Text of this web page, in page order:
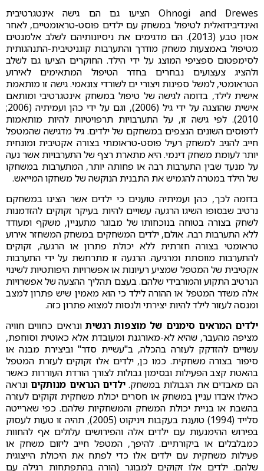
Ohnogi and Drewes הציעו גם הם גישה אינטגרטיבית
ואינדיבידואלית לטיפול במשחק עם ילדים פוסט-טראומטיים, לאחר
אסון טבע (2013). הם מדגימים את ניסיונותיהם לשלב אלמנטים
מטיפול באמצעות משחק מודרך והתערבות קוגניטיבית-התנהגותית
לסימפטום ספציפי המוצג על ידי הילד. החוקרים הציעו גם לשלב
ולהציג צעצועים נבחרים בחדר הטיפול המתאימים לאירוע
הטראומטי, למשל ספינות ויצורי ים לשורדי צונאמי. גישה זו מותאמת
אישית לילד, בדומה לגישה של טיפול במשחק אינטגרטיבי ומותאם
אישית שהוצגה על ידי גיל (2006), וגם על ידי כהן ועמיתיה (2006;
2010). לפי גישה זו, על התערבויות תרפויטיות להיות מותאמות
לדפוסים השונים הנצפים במשחקם של ילדים. גיל מדגישה שהמטפל
חייב להגיב למשחק רעיל פוסט-טראומתי בצורה אקטיבית ומונחית
יותר לעומת משחק דינמי. היא מתארת רצף של התערבויות אשר נעה
על מנעד שבין התערבות רבה או פחותה יותר, המתערבות במשחקו
של הילד במטרה להגמיש את התבנית הנוקשה של משחקו המייאש.
בדומה לכך, כהן ועמיתיה טוענים כי ילדים אשר הציגו במשחקם
נרטיב שבסופו השיגו הרגעה עשויים להיות בעיקר זקוקים להזדמנות
לשחק בצורה בטוחה בנוכחותו של מבוגר מתעניין, משקף ומעודד
ללא התערבות רבה. אולם, ילדים המשחקים במשחק המשחזר אירוע
טראומטי בצורה חזרתית ללא יכולת פתרון או הרגעה, זקוקים
להתערבות מווסתת ומרגיעה. הרגעה זו מתרחשת על ידי התערבות
אקטיבית של המטפל שמציע רעיונות או אפשרויות היפותטיות לשינוי
הנרטיב התקוע והמורבידי שלהם. בעצם תהליך ההצעה של אפשרויות
אלה משדר המטפל או ההורה לילד כי הוא מאמין שיש פתרון למצב
ומנסה לעזור לילד להיות יצירתי ולנסות למצוא פתרון כזה.
ילדים המראים סימנים של מוצפות רגשית ונראים כחווים חוויה
מציפה מהעבר, שהיא לא-מאורגנת ומעובדת אלא כאוטית וסוחפת,
עשויים להזדקק לעזרה בהכלה, ב"עשיית סדר" וביצירת מבנה או
סיפור בצורה משחקית. כמו כן, ילדים אלו זקוקים לעזרת המטפל
בהאטת קצב הפעילות ובסימון גבולות לצורך הורדת העוררות כאשר
הם מאבדים את הגבולות במשחק.ילדים הנראים מנותקים ונראה
כאילו איבדו עניין במשחק או חסרים יכולת משחקית זקוקים לעזרה
בהשבת או בניית יכולת המשחק והמשחקיות שלהם. כפי שארייטה
סלייד (1994) טוענת בעקבות ויניקוט (2005), תהיה זו טעות לעסוק
בפירוש ההימנעות עם ילדים אלה והפירושים עלולים אף להחוות
כמבלבלים או ביקורתיים. להיפך, המטפל חייב ליזום משחק או
פעילות משחקית עם ילדים אלו כדי לפתח את היכולת הייצוגית
שלהם. ילדים אלו זקוקים למבוגר (הורה בהתפתחות רגילה עם